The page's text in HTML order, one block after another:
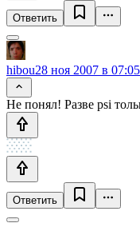
Ответить
hibou28 ноя 2007 в 07:05
Не понял! Разве psi
Ответить